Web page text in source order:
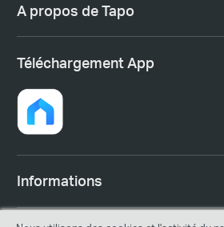
A propos de Tapo
Téléchargement App
Informations